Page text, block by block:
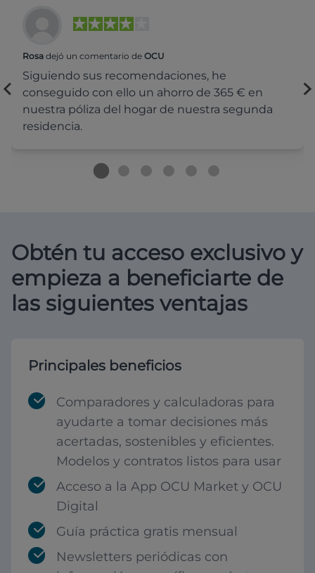
Rosa dejó un comentario de OCU
Siguiendo sus recomendaciones, he
conseguido con ello un ahorro de 365 € en
nuestra póliza del hogar de nuestra segunda
residencia.
Obtén tu acceso exclusivo y
empieza a beneficiarte de
las siguientes ventajas
Principales beneficios
Comparadores y calculadoras para
ayudarte a tomar decisiones más
acertadas, sostenibles y eficientes.
Modelos y contratos listos para usar
Acceso a la App OCU Market y OCU
Digital
Guía práctica gratis mensual
Newsletters periódicas con